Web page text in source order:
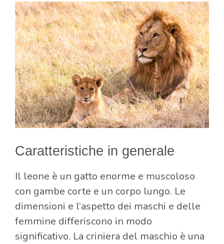
Caratteristiche in generale
Il leone è un gatto enorme e muscoloso
con gambe corte e un corpo lungo. Le
dimensioni e l’aspetto dei maschi e delle
femmine differiscono in modo
significativo. La criniera del maschio è una